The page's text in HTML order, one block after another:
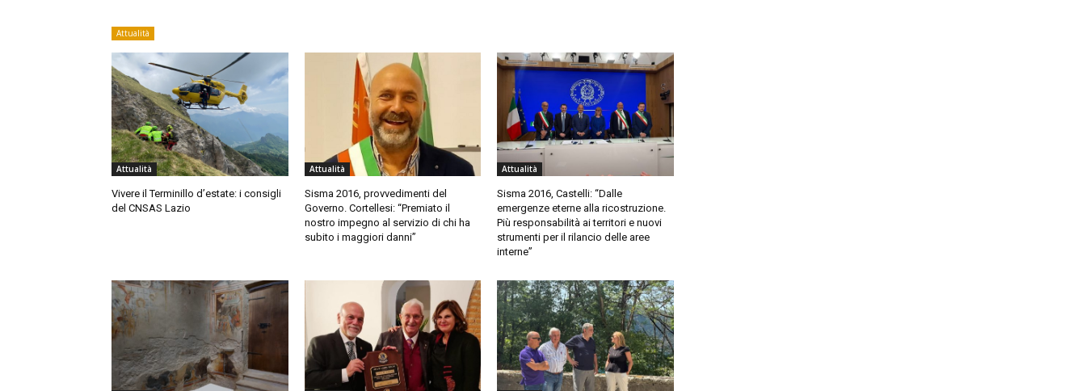
Attualità
Attualità
Vivere il Terminillo d’estate: i consigli
del CNSAS Lazio
Attualità
Sisma 2016, provvedimenti del
Governo. Cortellesi: “Premiato il
nostro impegno al servizio di chi ha
subito i maggiori danni”
Attualità
Sisma 2016, Castelli: “Dalle
emergenze eterne alla ricostruzione.
Più responsabilità ai territori e nuovi
strumenti per il rilancio delle aree
interne”